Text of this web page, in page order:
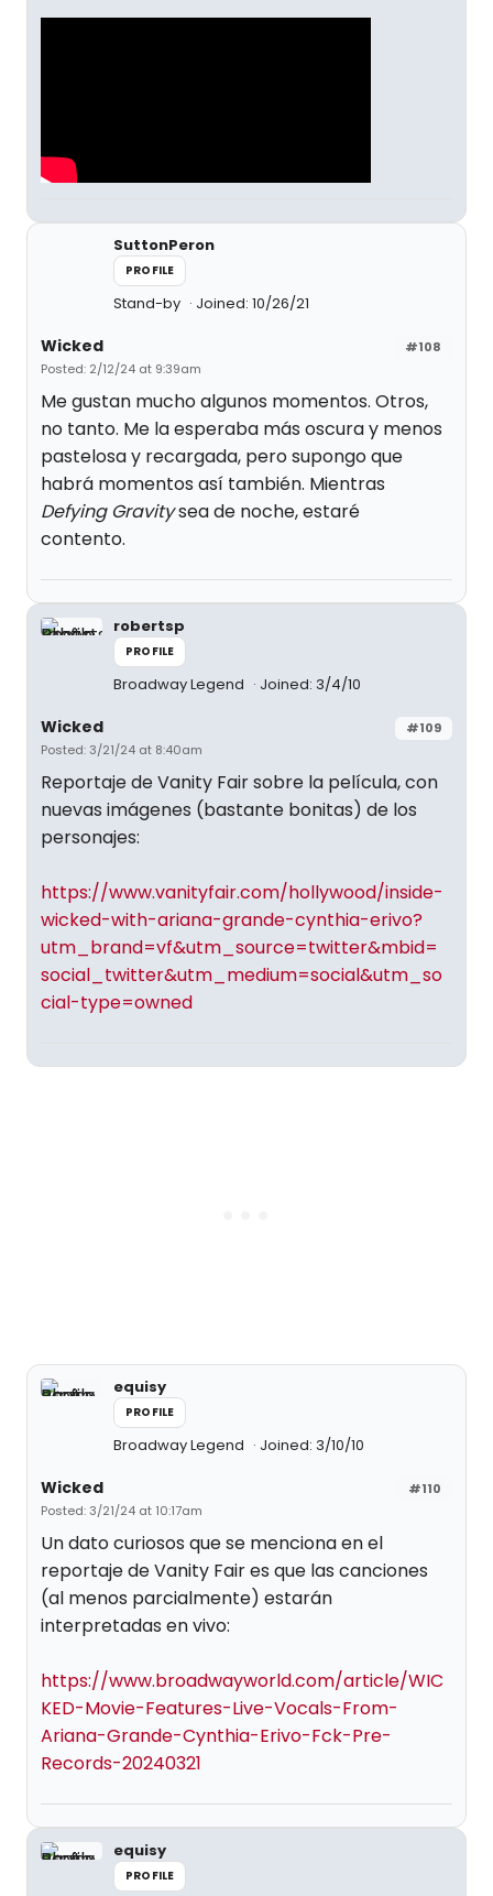
SuttonPeron
PROFILE
Stand-by Joined: 10/26/21
#108
Wicked
Posted: 2/12/24 at 9:39am
Me gustan mucho algunos momentos. Otros,
no tanto. Me la esperaba más oscura y menos
pastelosa y recargada, pero supongo que
habrá momentos así también. Mientras
Defying Gravitysea de noche, estaré
contento.
robertsp
PROFILE
Broadway Legend Joined: 3/4/10
#109
Wicked
Posted: 3/21/24 at 8:40am
Reportaje de Vanity Fair sobre la película, con
nuevas imágenes (bastante bonitas) de los
personajes:
https://www.vanityfair.com/hollywood/inside-
wicked-with-ariana-grande-cynthia-erivo?
utm_brand=vf&utm_source=twitter&mbid=
social_twitter&utm_medium=social&utm_so
cial-type=owned
equisy
PROFILE
Broadway Legend Joined: 3/10/10
#110
Wicked
Posted: 3/21/24 at 10:17am
Un dato curiosos que se menciona en el
reportaje de Vanity Fair es que las canciones
(al menos parcialmente) estarán
interpretadas en vivo:
https://www.broadwayworld.com/article/WIC
KED-Movie-Features-Live-Vocals-From-
Ariana-Grande-Cynthia-Erivo-Fck-Pre-
Records-20240321
equisy
PROFILE